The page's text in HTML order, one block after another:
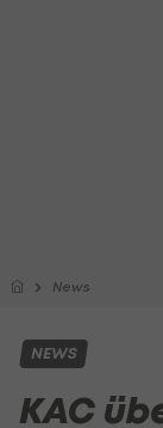
News
NEWS
KAC